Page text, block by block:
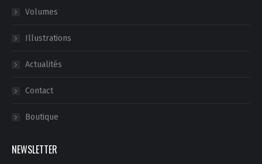
Volumes
Illustrations
Actualités
Contact
Boutique
NEWSLETTER